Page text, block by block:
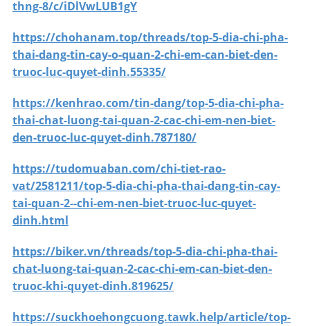
thng-8/c/iDlVwLUB1gY
https://chohanam.top/threads/top-5-dia-chi-pha-
thai-dang-tin-cay-o-quan-2-chi-em-can-biet-den-
truoc-luc-quyet-dinh.55335/
https://kenhrao.com/tin-dang/top-5-dia-chi-pha-
thai-chat-luong-tai-quan-2-cac-chi-em-nen-biet-
den-truoc-luc-quyet-dinh.787180/
https://tudomuaban.com/chi-tiet-rao-
vat/2581211/top-5-dia-chi-pha-thai-dang-tin-cay-
tai-quan-2--chi-em-nen-biet-truoc-luc-quyet-
dinh.html
https://biker.vn/threads/top-5-dia-chi-pha-thai-
chat-luong-tai-quan-2-cac-chi-em-can-biet-den-
truoc-khi-quyet-dinh.819625/
https://suckhoehongcuong.tawk.help/article/top-